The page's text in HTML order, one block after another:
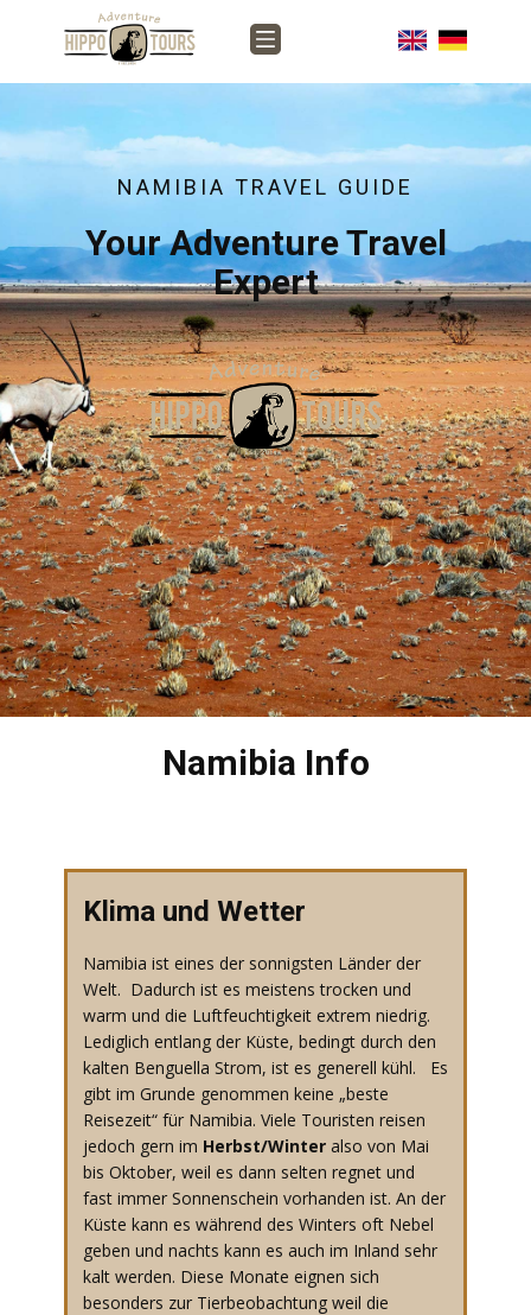
NAMIBIA TRAVEL GUIDE
Your Adventure Travel
Expert
Namibia Info
​Klima und Wetter
​Namibia ist eines der sonnigsten Länder der
Welt. Dadurch ist es meistens trocken und
warm und die Luftfeuchtigkeit extrem niedrig.
Lediglich entlang der Küste, bedingt durch den
kalten Benguella Strom, ist es generell kühl. Es
gibt im Grunde genommen keine „beste
Reisezeit“ für Namibia. Viele Touristen reisen
jedoch gern im Herbst/Winter also von Mai
bis Oktober, weil es dann selten regnet und
fast immer Sonnenschein vorhanden ist. An der
Küste kann es während des Winters oft Nebel
geben und nachts kann es auch im Inland sehr
kalt werden. Diese Monate eignen sich
besonders zur Tierbeobachtung weil die